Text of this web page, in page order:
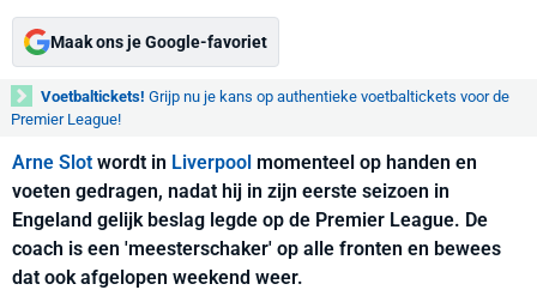
Maak ons je Google-favoriet
Voetbaltickets! Grijp nu je kans op authentieke voetbaltickets voor de
Premier League!
Arne Slot wordt in Liverpool momenteel op handen en
voeten gedragen, nadat hij in zijn eerste seizoen in
Engeland gelijk beslag legde op de Premier League. De
coach is een 'meesterschaker' op alle fronten en bewees
dat ook afgelopen weekend weer.